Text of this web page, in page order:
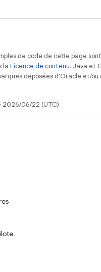
de code de cette page
la Licence de contenu. Java et
déposées d'Oracle et/ou
2026/06/22 (UTC).